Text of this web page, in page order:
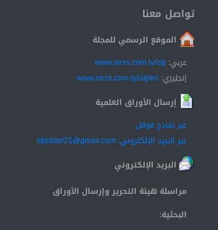
تواصل معنا
الموقع الرسمي للمجلة
عربي: www.stcrs.com.ly/istj
إنجليزي: www.stcrs.com.ly/istj/en
إرسال الأوراق العلمية
عبر نماذج قوقل
عبر البريد الإلكتروني: stjeditor21@gmail.com
البريد الإلكتروني
مراسلة هيئة التحرير وإرسال الأوراق
البحثية: